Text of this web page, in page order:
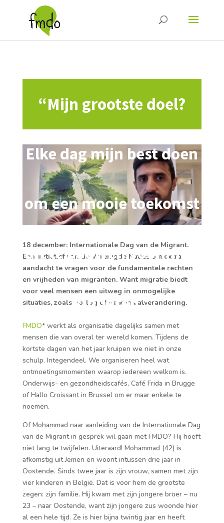
“Mijn grootste doel?
Elke dag mijn best doen
om een mooie toekomst
uit te bouwen voor mijn
kinderen.”
18 december: Internationale Dag van de Migrant.
Een initiatief van de Verenigde Naties om extra
aandacht te vragen voor de fundamentele rechten
en vrijheden van migranten. Want migratie biedt
voor veel mensen een uitweg in onmogelijke
situaties, zoals oorlog of de klimaatverandering.
FMDO* werkt als organisatie dagelijks samen met
mensen die van overal ter wereld komen. Tijdens de
kortste dagen van het jaar kruipen we niet in onze
schulp. Integendeel. We organiseren heel wat
ontmoetingsmomenten waarop iedereen welkom is.
Onderwijs- en gezondheidscafés, Café Frida in Brugge
of Hallo Croissant in Brussel om er maar enkele te
noemen.
Of Mohammad naar aanleiding van de Internationale Dag
van de Migrant in gesprek wil gaan met FMDO? Hij hoeft
niet lang te twijfelen. Uiteraard! Mohammad (42) is
afkomstig uit Jemen en woont intussen drie jaar in
Oostende. Sinds twee jaar is zijn vrouw, samen met zijn
vier kinderen in België. Dat is voor hem de grootste
zegen: zijn familie. Hij kwam met zijn jongere broer – nu
23 – naar Oostende, want zijn jongere zus woonde hier
al een hele tijd. Ze is hier bijna twintig jaar en heeft